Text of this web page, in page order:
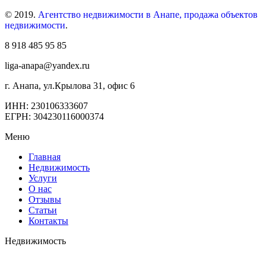
© 2019. Агентство недвижимости в Анапе, продажа объектов
недвижимости.
8 918 485 95 85
liga-anapa@yandex.ru
г. Анапа, ул.Крылова 31, офис 6
ИНН: 230106333607
ЕГРН: 304230116000374
Меню
Главная
Недвижимость
Услуги
О нас
Отзывы
Статьи
Контакты
Недвижимость